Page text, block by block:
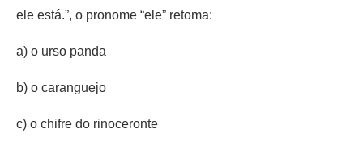
ele está.”, o pronome “ele” retoma:
a) o urso panda
b) o caranguejo
c) o chifre do rinoceronte